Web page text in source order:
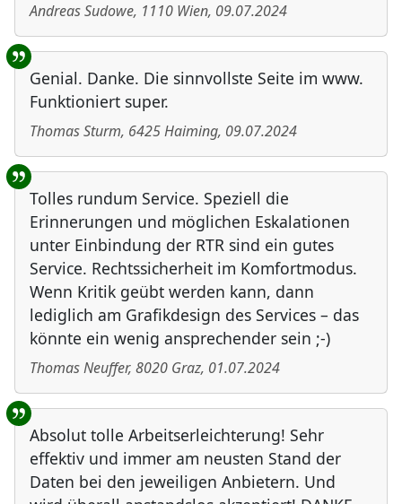
Andreas Sudowe, 1110 Wien, 09.07.2024
Genial. Danke. Die sinnvollste Seite im www.
Funktioniert super.
Thomas Sturm, 6425Haiming, 09.07.2024
Tolles rundum Service. Speziell die
Erinnerungen und möglichen Eskalationen
unter Einbindung der RTR sind ein gutes
Service. Rechtssicherheit im Komfortmodus.
Wenn Kritik geübt werden kann, dann
lediglich am Grafikdesign des Services – das
könnte ein wenig ansprechender sein ;-)
Thomas Neuffer, 8020 Graz, 01.07.2024
Absolut tolle Arbeitserleichterung! Sehr
effektiv und immer am neusten Stand der
Daten bei den jeweiligen Anbietern. Und